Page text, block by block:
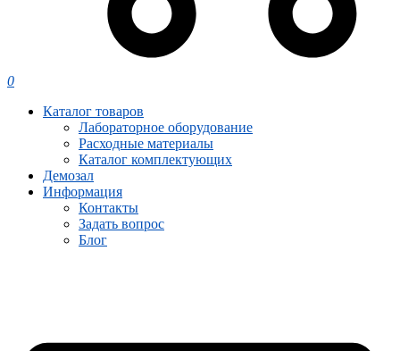
0
Каталог товаров
Лабораторное оборудование
Расходные материалы
Каталог комплектующих
Демозал
Информация
Контакты
Задать вопрос
Блог